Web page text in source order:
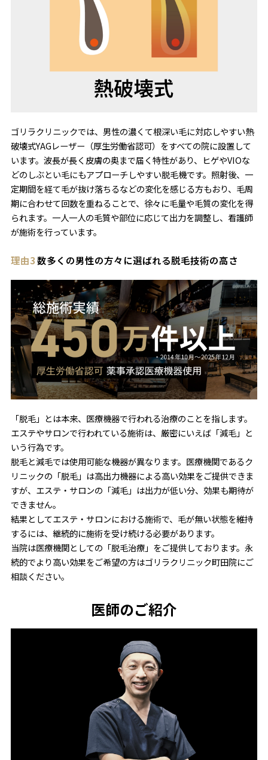
ゴリラクリニックでは、男性の濃くて根深い毛に対応しやすい熱
破壊式YAGレーザー（厚生労働省認可）をすべての院に設置して
います。波長が長く皮膚の奥まで届く特性があり、ヒゲやVIOな
どのしぶとい毛にもアプローチしやすい脱毛機です。照射後、一
定期間を経て毛が抜け落ちるなどの変化を感じる方もおり、毛周
期に合わせて回数を重ねることで、徐々に毛量や毛質の変化を得
られます。一人一人の毛質や部位に応じて出力を調整し、看護師
が施術を行っています。
理由3数多くの男性の方々に選ばれる脱毛技術の高さ
「脱毛」とは本来、医療機器で行われる治療のことを指します。
エステやサロンで行われている施術は、厳密にいえば「減毛」と
いう行為です。
脱毛と減毛では使用可能な機器が異なります。医療機関であるク
リニックの「脱毛」は高出力機器による高い効果をご提供できま
すが、エステ・サロンの「減毛」は出力が低い分、効果も期待が
できません。
結果としてエステ・サロンにおける施術で、毛が無い状態を維持
するには、継続的に施術を受け続ける必要があります。
当院は医療機関としての「脱毛治療」をご提供しております。永
続的でより高い効果をご希望の方はゴリラクリニック町田院にご
相談ください。
医師のご紹介